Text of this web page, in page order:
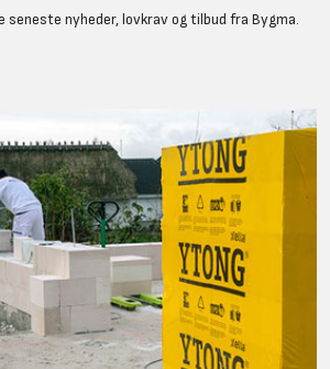
seneste nyheder, lovkrav og tilbud fra Bygma.